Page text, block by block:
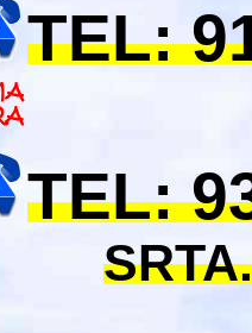
TEL:
TEL: